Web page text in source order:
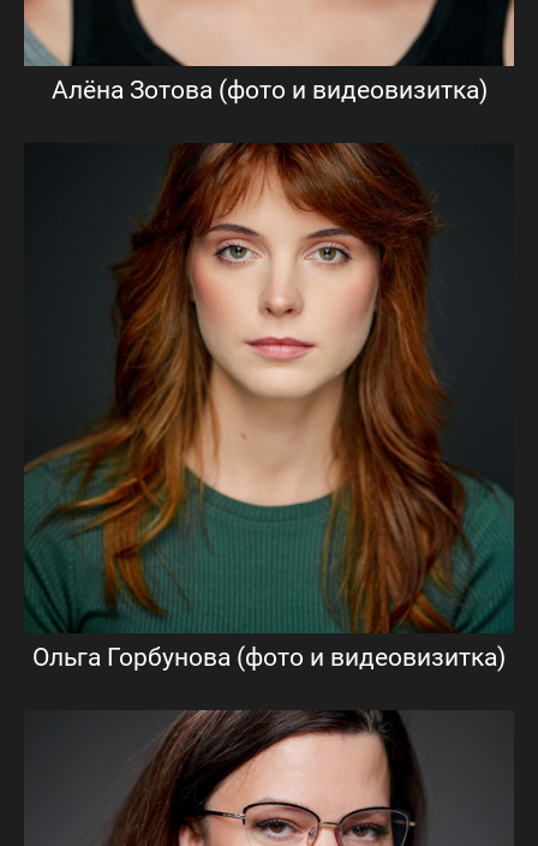
Алёна Зотова (фото и видеовизитка)
Ольга Горбунова (фото и видеовизитка)